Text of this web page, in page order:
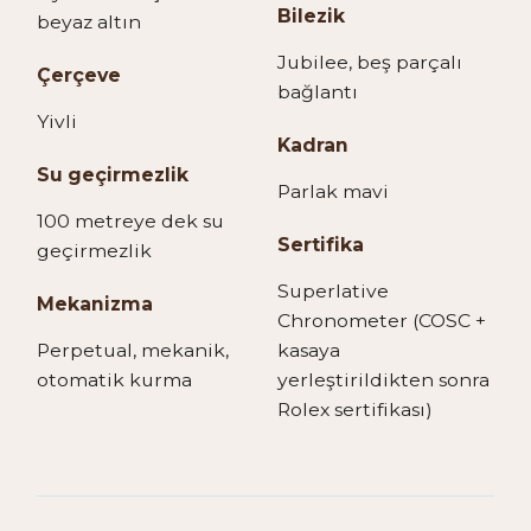
beyaz altın
Çerçeve
Yivli
Su geçirmezlik
100 metreye dek su
geçirmezlik
Mekanizma
Perpetual, mekanik,
otomatik kurma
Bilezik
Jubilee, beş parçalı
bağlantı
Kadran
Parlak mavi
Sertifika
Superlative
Chronometer (COSC +
kasaya
yerleştirildikten sonra
Rolex sertifikası)